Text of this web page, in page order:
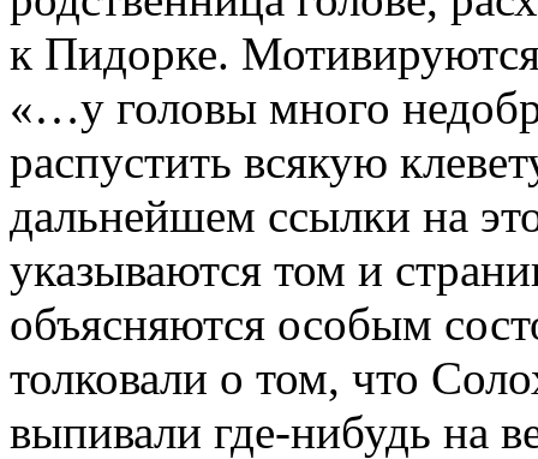
к Пидорке.
«…у головы много
распустить всякую
дальнейшем ссылки на
указываются том и
объясняются особым
толковали о том, что
выпивали где-нибудь на